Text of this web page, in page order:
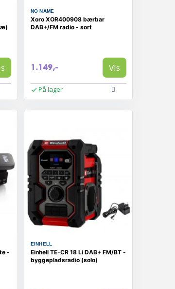
NO NAME
Xoro XOR400908 bærbar
DAB+/FM radio - sort
1.149,- Vis
På lager
-
EINHELL
Einhell TE-CR 18 Li DAB+ FM/BT -
byggepladsradio (solo)